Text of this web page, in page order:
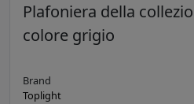
Plafoniera della
colore grigio
Brand
Toplight